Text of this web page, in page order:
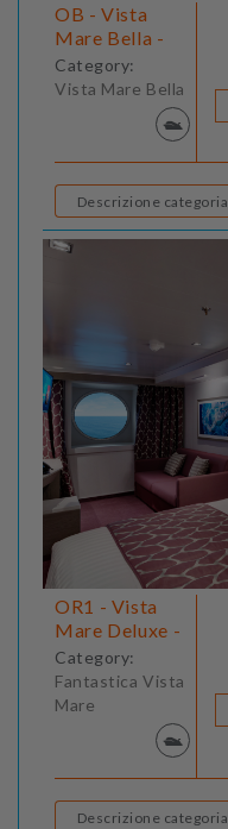
OB - Vista
Mare Bella -
Category:
Vista Mare Bella
Descrizione categoria
OR1 - Vista
Mare Deluxe -
Category:
Fantastica Vista
Mare
Descrizione categoria